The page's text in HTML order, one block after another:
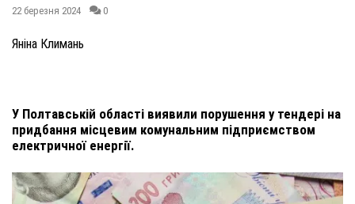
22 березня 2024 0
Яніна Климань
У Полтавській області виявили порушення у тендері на
придбання місцевим комунальним підприємством
електричної енергії.